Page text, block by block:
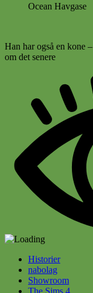
Ocean Havgase
Han har også en kone
om det senere
Historier
nabolag
Showroom
The Sims 4